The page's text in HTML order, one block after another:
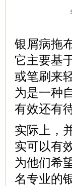
银屑病拖
它主要基
或笔刷来
为是一种
有效还有
实际上，
实可以有
为他们希
名专业的